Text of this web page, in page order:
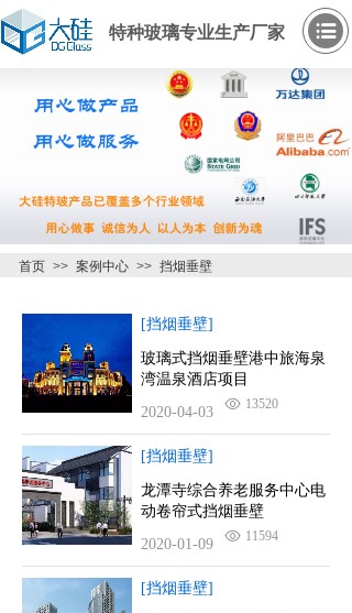
特种玻璃专业生产厂家
首页 >> 案例中心 >> 挡烟垂壁
[挡烟垂壁]
玻璃式挡烟垂壁港中旅海泉
湾温泉酒店项目
2020-04-03
13520
[挡烟垂壁]
龙潭寺综合养老服务中心电
动卷帘式挡烟垂壁
2020-01-09
11594
[挡烟垂壁]